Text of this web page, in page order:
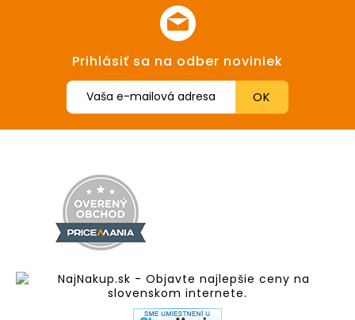
Prihlásiť sa na odber noviniek